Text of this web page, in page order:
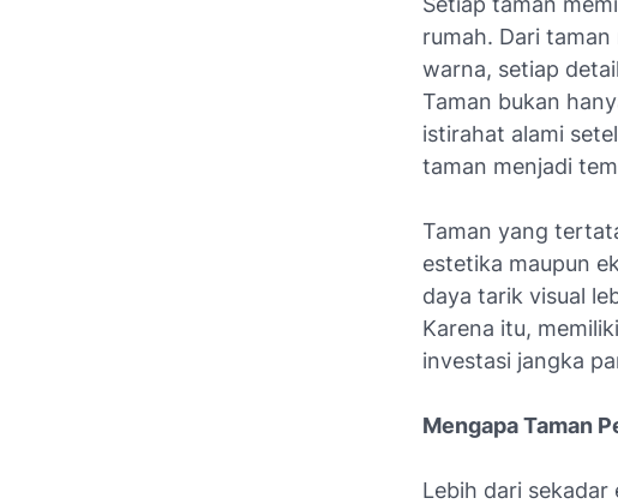
rumah. Dari
warna, setiap
Taman bukan
istirahat alami
taman menjadi
Taman yang
estetika maupun
daya tarik visual
Karena itu,
investasi jangka
Mengapa Taman
Lebih dari